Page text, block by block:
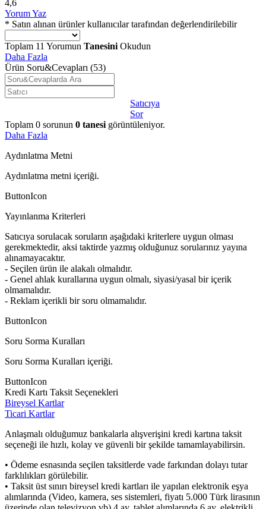
4,6
Yorum Yaz
* Satın alınan ürünler kullanıcılar tarafından değerlendirilebilir
Toplam 11 Yorumun Tanesini Okudun
Daha Fazla
Ürün Soru&Cevapları (53)
Satıcıya
Sor
Toplam 0 sorunun 0 tanesi görüntüleniyor.
Daha Fazla
Aydınlatma Metni
Aydınlatma metni içeriği.
ButtonIcon
Yayınlanma Kriterleri
Satıcıya sorulacak soruların aşağıdaki kriterlere uygun olması
gerekmektedir, aksi taktirde yazmış olduğunuz sorularınız yayına
alınamayacaktır.
- Seçilen ürün ile alakalı olmalıdır.
- Genel ahlak kurallarına uygun olmalı, siyasi/yasal bir içerik
olmamalıdır.
- Reklam içerikli bir soru olmamalıdır.
ButtonIcon
Soru Sorma Kuralları
Soru Sorma Kuralları içeriği.
ButtonIcon
Kredi Kartı Taksit Seçenekleri
Bireysel Kartlar
Ticari Kartlar
Anlaşmalı olduğumuz bankalarla alışverişini kredi kartına taksit
seçeneği ile hızlı, kolay ve güvenli bir şekilde tamamlayabilirsin.
• Ödeme esnasında seçilen taksitlerde vade farkından dolayı tutar
farklılıkları görülebilir.
• Taksit üst sınırı bireysel kredi kartları ile yapılan elektronik eşya
alımlarında (Video, kamera, ses sistemleri, fiyatı 5.000 Türk lirasının